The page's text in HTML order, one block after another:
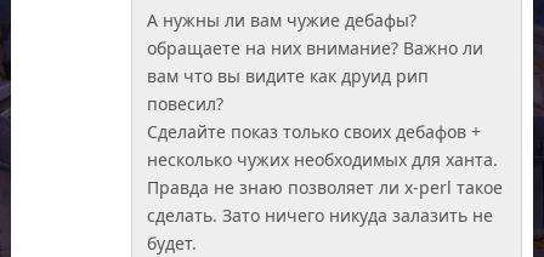
А нужны ли вам чужие дебафы?
обращаете на них внимание? Важно ли
вам что вы видите как друид рип
повесил?
Сделайте показ только своих дебафов +
несколько чужих необходимых для ханта.
Правда не знаю позволяет ли x-perl такое
сделать. Зато ничего никуда залазить не
будет.